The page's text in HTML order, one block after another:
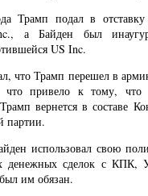
Трамп подал в отставку
а Байден был
US Inc.
что Трамп перешел в
привело к тому, что
вернется в составе
партии.
использовал свою
денежных сделок с КПК,
им обязан.